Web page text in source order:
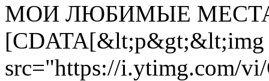
МОИ ЛЮБИМЫЕ
[CDATA[&lt;p&gt;&lt;img
src="https://i.ytimg.com/